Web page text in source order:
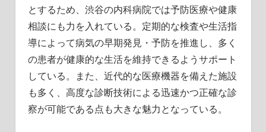
とするため、渋谷の内科病院では予防医療や健康
相談にも力を入れている。定期的な検査や生活指
導によって病気の早期発見・予防を推進し、多く
の患者が健康的な生活を維持できるようサポート
している。また、近代的な医療機器を備えた施設
も多く、高度な診断技術による迅速かつ正確な診
察が可能である点も大きな魅力となっている。